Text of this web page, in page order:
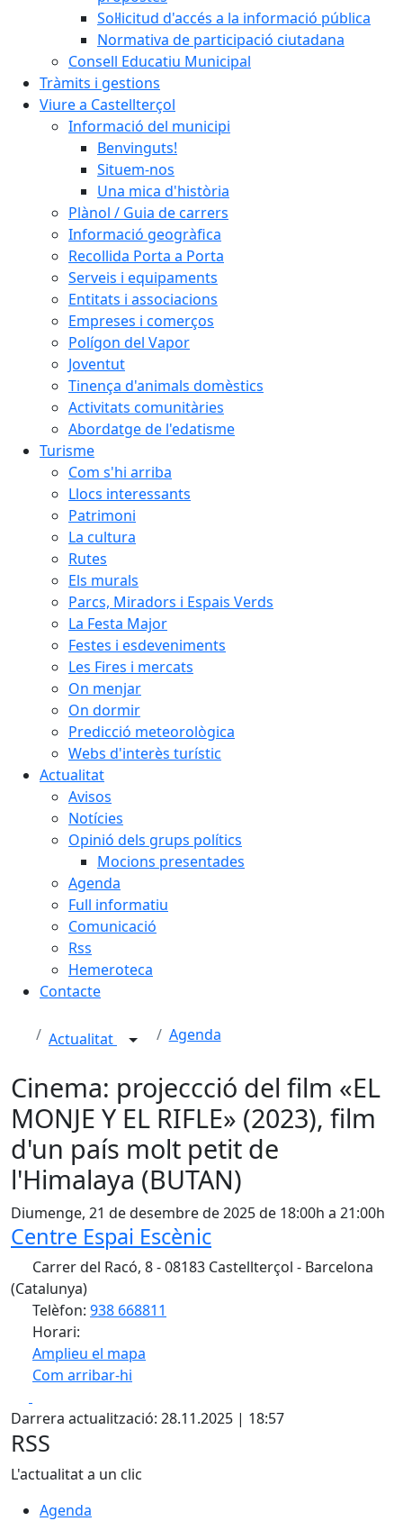
Sol·licitud d'accés a la informació pública
Normativa de participació ciutadana
Consell Educatiu Municipal
Tràmits i gestions
Viure a Castellterçol
Informació del municipi
Benvinguts!
Situem-nos
Una mica d'història
Plànol / Guia de carrers
Informació geogràfica
Recollida Porta a Porta
Serveis i equipaments
Entitats i associacions
Empreses i comerços
Polígon del Vapor
Joventut
Tinença d'animals domèstics
Activitats comunitàries
Abordatge de l'edatisme
Turisme
Com s'hi arriba
Llocs interessants
Patrimoni
La cultura
Rutes
Els murals
Parcs, Miradors i Espais Verds
La Festa Major
Festes i esdeveniments
Les Fires i mercats
On menjar
On dormir
Predicció meteorològica
Webs d'interès turístic
Actualitat
Avisos
Notícies
Opinió dels grups polítics
Mocions presentades
Agenda
Full informatiu
Comunicació
Rss
Hemeroteca
Contacte
Actualitat Agenda
Cinema: projeccció del film «EL
MONJE Y EL RIFLE» (2023), film
d'un país molt petit de
l'Himalaya (BUTAN)
Diumenge, 21 de desembre de 2025 de 18:00h a 21:00h
Centre Espai Escènic
Carrer del Racó, 8 - 08183 Castellterçol - Barcelona
(Catalunya)
Telèfon: 938 668811
Horari:
Amplieu el mapa
Com arribar-hi
+
−
Darrera actualització: 28.11.2025 | 18:57
RSS
L'actualitat a un clic
Agenda